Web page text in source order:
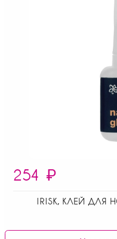
254 ₽
IRISK, КЛЕЙ ДЛЯ